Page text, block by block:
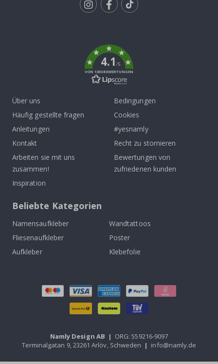
4.1/5
VON 1030 BEWERTUNGEN
Über uns
Häufig gestellte fragen
Anleitungen
Kontakt
Arbeiten sie mit uns
zusammen!
Inspiration
Bedingungen
Cookies
#yesnamly
Recht zu stornieren
Bewertungen von
zufriedenen kunden
Beliebte Kategorien
Namensaufkleber
Wandtattoos
Fliesenaufkleber
Poster
Aufkleber
Klebefolie
Namly Design AB | ORG: 559216-9097
Terminalgatan 9, 23261 Arlöv, Schweden | info@namly.de